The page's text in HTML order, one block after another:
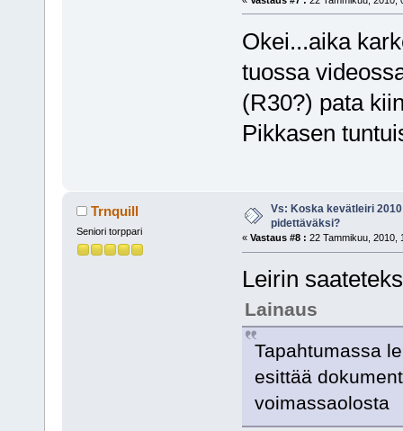
Okei...aika
tuossa
(R30?) pata
Pikkasen
Trnquill
Seniori torppari
Vs: Koska kevätleiri
pidettäväksi?
« Vastaus #8 : 22 Tammikuu, 2010,
Leirin
Lainaus
Tapahtumassa
esittää
voimassaolosta